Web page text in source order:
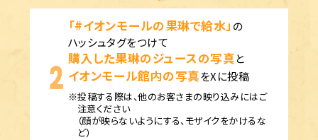
「#イオンモールの果琳で給水」 の
ハッシュタグをつけて
購入した果琳のジュースの写真と
イオンモール館内の写真をXに投稿
※投稿する際は、他のお客さまの映り込みにはご
注意ください
（顔が映らないようにする、モザイクをかけるな
ど）